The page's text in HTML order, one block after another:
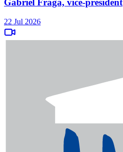
Gabriel Fraga, vice-président
22 Jul 2026